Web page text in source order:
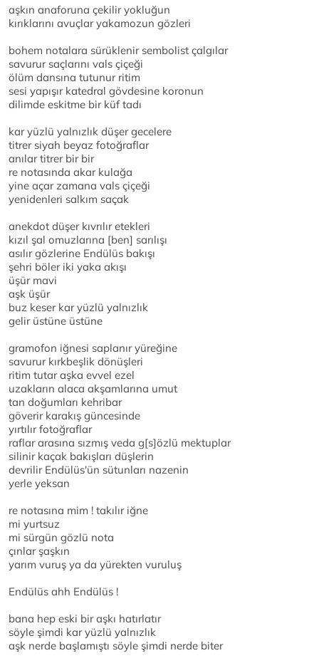
aşkın anaforuna çekilir yokluğun
kırıklarını avuçlar yakamozun gözleri
bohem notalara sürüklenir sembolist çalgılar
savurur saçlarını vals çiçeği
ölüm dansına tutunur ritim
sesi yapışır katedral gövdesine koronun
dilimde eskitme bir küf tadı
kar yüzlü yalnızlık düşer gecelere
titrer siyah beyaz fotoğraflar
anılar titrer bir bir
re notasında akar kulağa
yine açar zamana vals çiçeği
yenidenleri salkım saçak
anekdot düşer kıvrılır etekleri
kızıl şal omuzlarına [ben] sarılışı
asılır gözlerine Endülüs bakışı
şehri böler iki yaka akışı
üşür mavi
aşk üşür
buz keser kar yüzlü yalnızlık
gelir üstüne üstüne
gramofon iğnesi saplanır yüreğine
savurur kırkbeşlik dönüşleri
ritim tutar aşka evvel ezel
uzakların alaca akşamlarına umut
tan doğumları kehribar
göverir karakış güncesinde
yırtılır fotoğraflar
raflar arasına sızmış veda g[s]özlü mektuplar
silinir kaçak bakışları düşlerin
devrilir Endülüs'ün sütunları nazenin
yerle yeksan
re notasına mim ! takılır iğne
mi yurtsuz
mi sürgün gözlü nota
çınlar şaşkın
yarım vuruş ya da yürekten vuruluş
Endülüs ahh Endülüs !
bana hep eski bir aşkı hatırlatır
söyle şimdi kar yüzlü yalnızlık
aşk nerde başlamıştı söyle şimdi nerde biter